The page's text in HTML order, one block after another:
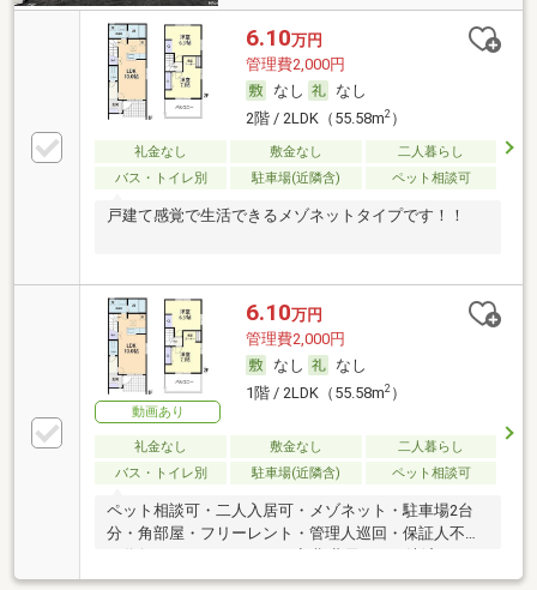
6.10万円
管理費2,000円
なし
なし
2階 / 2LDK（55.58m2）
礼金なし 敷金なし
二人暮らし
バス・トイレ別
駐車場(近隣含) ペット相談可
戸建て感覚で生活できるメゾネットタイプです！！
動画あり
6.10万円
管理費2,000円
なし
なし
1階 / 2LDK（55.58m2）
礼金なし 敷金なし
二人暮らし
バス・トイレ別
駐車場(近隣含) ペット相談可
ペット相談可・二人入居可・メゾネット・駐車場2台
分・角部屋・フリーレント・管理人巡回・保証人不要